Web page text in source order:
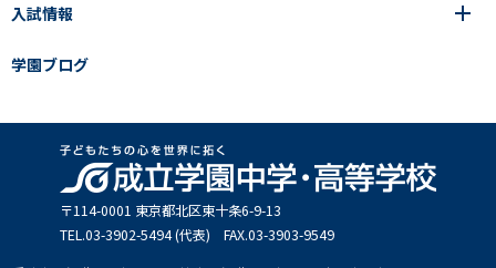
教科指導の特徴
卒業生の声
成立メソッド
卒業生の声
成立学園ならではの教育
見える学力×見えない学力
制服
学園ブログ
アクセス
進路・進学
入試情報
中学入試Q&A
入試結果
説明会・イベント日程
出願方法・募集要項
学園ブログ
〒114-0001 東京都北区東⼗条6-9-13
TEL.03-3902-5494 (代表) FAX.03-3903-9549